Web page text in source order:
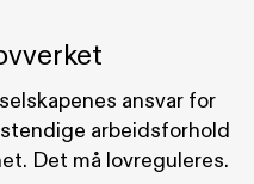
ansvar for
arbeidsforhold
Det må lovreguleres.